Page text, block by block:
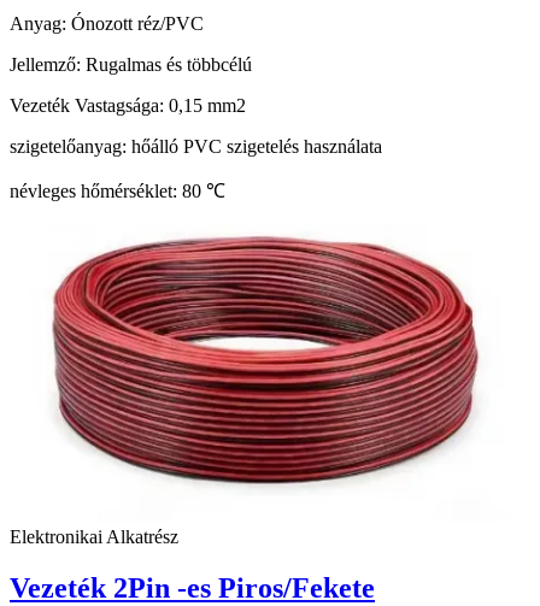
Anyag: Ónozott réz/PVC
Jellemző: Rugalmas és többcélú
Vezeték Vastagsága: 0,15 mm2
szigetelőanyag: hőálló PVC szigetelés használata
névleges hőmérséklet: 80 ℃
Elektronikai Alkatrész
Vezeték 2Pin -es Piros/Fekete